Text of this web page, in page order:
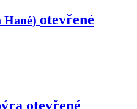
Hané) otevřené
otevřené